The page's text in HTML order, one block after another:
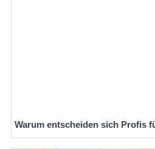
Warum entscheiden sich Profis